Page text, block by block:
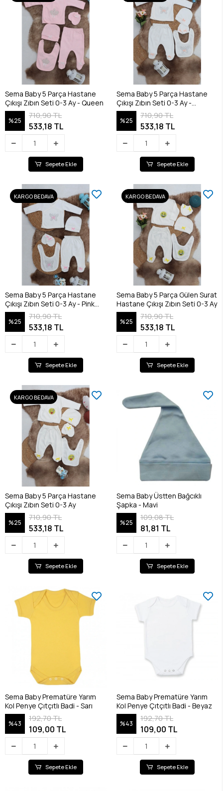
Sema Baby 5 Parça Hastane
Çıkışı Zıbın Seti 0-3 Ay - Queen
%25
710,90 TL
533,18 TL
Sepete Ekle
Sema Baby 5 Parça Hastane
Çıkışı Zıbın Seti 0-3 Ay -
Butterfly
%25
710,90 TL
533,18 TL
Sepete Ekle
KARGO BEDAVA
Sema Baby 5 Parça Hastane
Çıkışı Zıbın Seti 0-3 Ay - Pink
Butterfly
%25
710,90 TL
533,18 TL
Sepete Ekle
KARGO BEDAVA
Sema Baby 5 Parça Gülen Surat
Hastane Çıkışı Zıbın Seti 0-3 Ay
%25
710,90 TL
533,18 TL
Sepete Ekle
KARGO BEDAVA
Sema Baby 5 Parça Hastane
Çıkışı Zıbın Seti 0-3 Ay
%25
710,90 TL
533,18 TL
Sepete Ekle
Sema Baby Üstten Bağcıklı
Şapka - Mavi
%25
109,08 TL
81,81 TL
Sepete Ekle
Sema Baby Prematüre Yarım
Kol Penye Çıtçıtlı Badi - Sarı
%43
192,70 TL
109,00 TL
Sepete Ekle
Sema Baby Prematüre Yarım
Kol Penye Çıtçıtlı Badi - Beyaz
%43
192,70 TL
109,00 TL
Sepete Ekle